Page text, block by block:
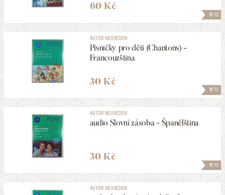
9/10
60 Kč
9/10
AUTOR NEUVEDEN
Písničky pro děti (Chantons) -
Francouzština
30 Kč
9/10
AUTOR NEUVEDEN
audio Slovní zásoba - Španělština
30 Kč
AUTOR NEUVEDEN